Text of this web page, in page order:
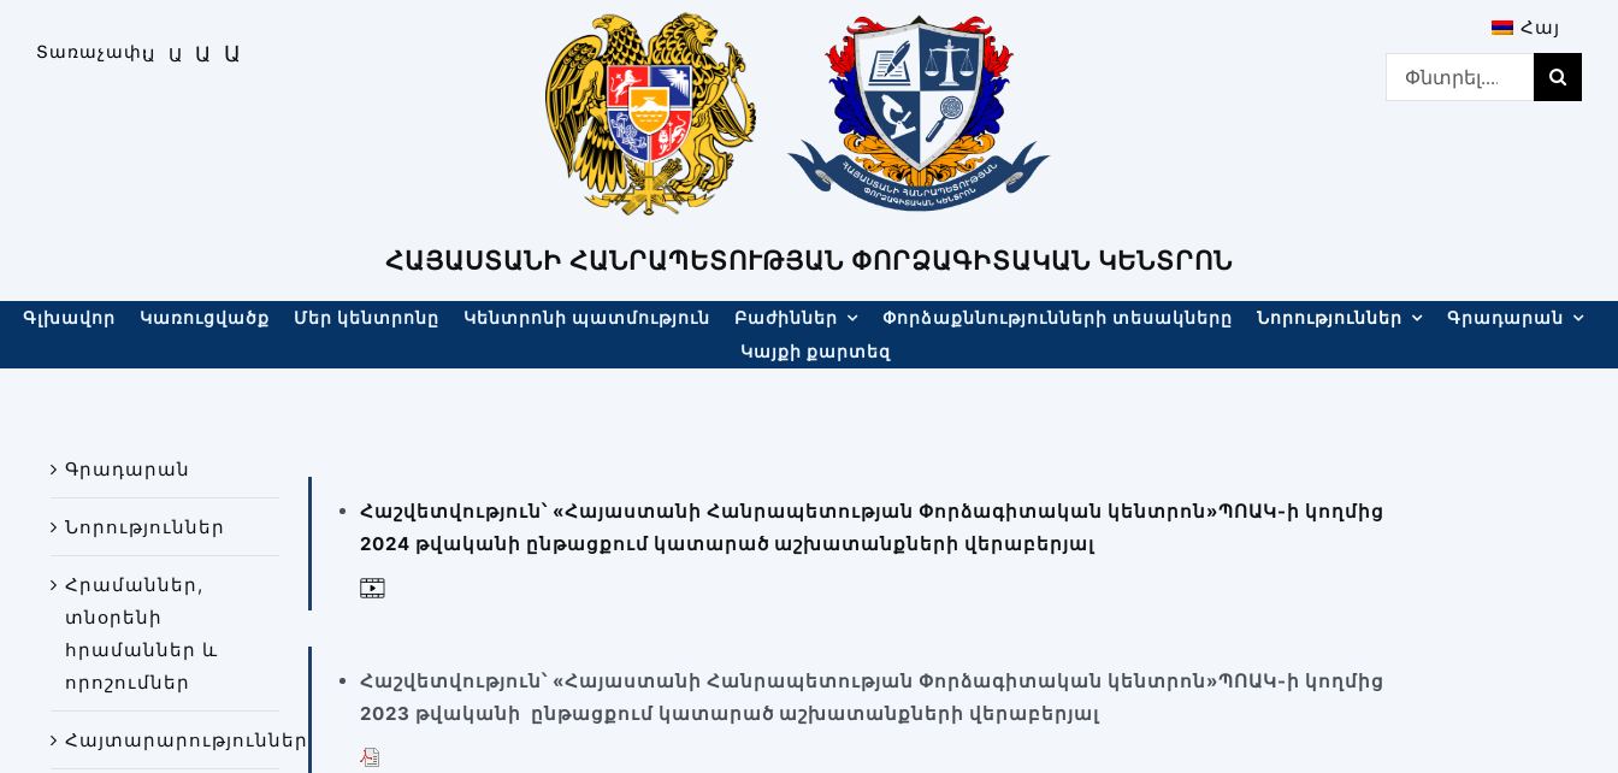
Տառաչափ։Ա Ա Ա Ա
Հայ
Search
for:
ՀԱՅԱՍՏԱՆԻ ՀԱՆՐԱՊԵՏՈՒԹՅԱՆ ՓՈՐՁԱԳԻՏԱԿԱՆ ԿԵՆՏՐՈՆ
Գլխավոր Կառուցվածք Մեր կենտրոնը Կենտրոնի պատմություն Բաժիններ Փորձաքննությունների տեսակները Նորություններ
Գրադարան
Կայքի քարտեզ
Գրադարան
Նորություններ
Հրամաններ,
տնօրենի
հրամաններ և
որոշումներ
Հայտարարություններ
Հաշվետվություն՝ «Հայաստանի Հանրապետության Փորձագիտական կենտրոն»ՊՈԱԿ-ի կողմից
2024 թվականի ընթացքում կատարած աշխատանքների վերաբերյալ
Հաշվետվություն՝ «Հայաստանի Հանրապետության Փորձագիտական կենտրոն»ՊՈԱԿ-ի կողմից
2023 թվականի ընթացքում կատարած աշխատանքների վերաբերյալ